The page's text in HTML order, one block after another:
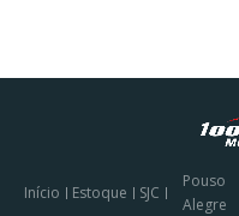
Início Estoque SJC
Pouso
Alegre